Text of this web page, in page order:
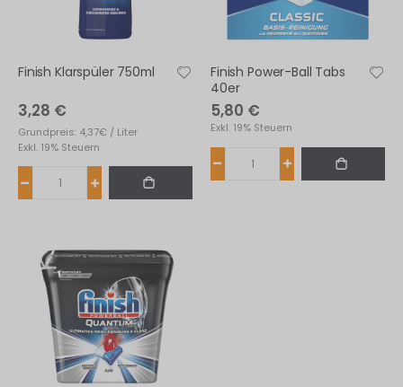
Finish Klarspüler 750ml
3,28 €
Grundpreis: 4,37€ / Liter
Exkl. 19% Steuern
Finish Power-Ball Tabs
40er
5,80 €
Exkl. 19% Steuern